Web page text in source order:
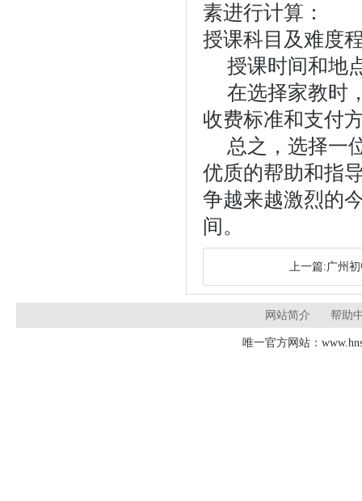
素进行计算：
授课科目及难度
授课时间和地
在选择家教时
收费标准和支付
总之，选择一
优质的帮助和指
争越来越激烈的
间。
上一篇:广州
网站简介 帮助
唯一官方网站：